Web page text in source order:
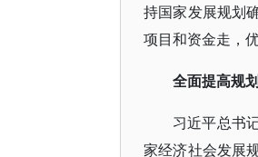
持国家发展规划
项目和资金走，
全面提高规
习近平总书
家经济社会发展